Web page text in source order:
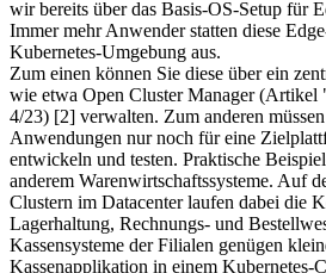
wir bereits über das Basis-OS-Setup für
Immer mehr Anwender statten diese
Kubernetes-Umgebung aus.
Zum einen können Sie diese über ein
wie etwa Open Cluster Manager
4/23) [2] verwalten. Zum anderen
Anwendungen nur noch für eine
entwickeln und testen. Praktische
anderem Warenwirtschaftssysteme. Auf
Clustern im Datacenter laufen dabei die
Lagerhaltung, Rechnungs- und
Kassensysteme der Filialen genügen
Kassenapplikation in einem Kubernetes-